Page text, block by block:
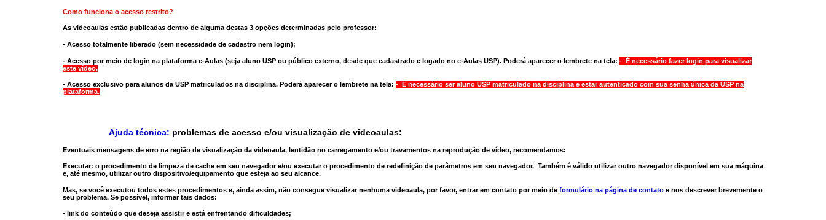
Como funciona o acesso restrito?
As videoaulas estão publicadas dentro de alguma destas 3 opções determinadas pelo professor:
- Acesso totalmente liberado (sem necessidade de cadastro nem login);
- Acesso por meio de login na plataforma e-Aulas (seja aluno USP ou público externo, desde que cadastrado e logado no e-Aulas USP). Poderá aparecer o lembrete na tela: - É necessário fazer login para visualizar
este vídeo.
- Acesso exclusivo para alunos da USP matriculados na disciplina. Poderá aparecer o lembrete na tela: - É necessário ser aluno USP matriculado na disciplina e estar autenticado com sua senha única da USP na
plataforma.
Ajuda técnica: problemas de acesso e/ou visualização de videoaulas:
Eventuais mensagens de erro na região de visualização da videoaula, lentidão no carregamento e/ou travamentos na reprodução de vídeo, recomendamos:
Executar: o procedimento de limpeza de cache em seu navegador e/ou executar o procedimento de redefinição de parâmetros em seu navegador. Também é válido utilizar outro navegadordisponível em sua máquina
e, até mesmo, utilizar outro dispositivo/equipamento que esteja ao seu alcance.
Mas, se você executou todos estes procedimentos e, ainda assim, não consegue visualizar nenhuma videoaula, por favor, entrar em contato por meio de formulário na página de contato e nos descrever brevemente o
seu problema. Se possível, informar tais dados:
- link do conteúdo que deseja assistir e está enfrentando dificuldades;